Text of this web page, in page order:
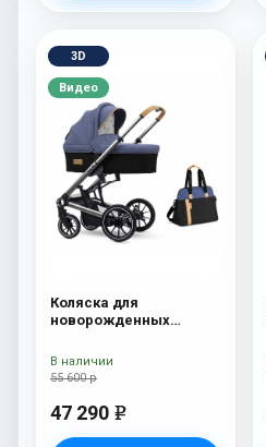
3D
Видео
Коляска для
новорожденных
Denim
55 600 р
47 290 e
В наличии